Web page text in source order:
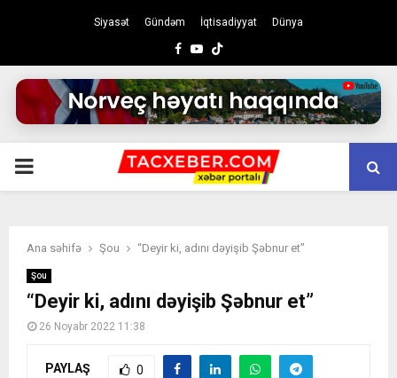
Siyasət Gündəm İqtisadiyyat Dünya
Facebook
Youtube
PRIMARY
Ana səhifə Şou “Deyir ki, adını dəyişib Şəbnur et”
Şou
“Deyir ki, adını dəyişib Şəbnur et”
26 Noyabr 2022 11:38
PAYLAŞ 0